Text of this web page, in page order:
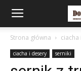
Strona główna
ciacha i desery serniki